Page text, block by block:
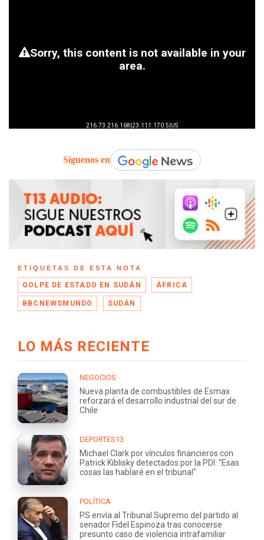
Síguenos en
ETIQUETAS DE ESTA NOTA
GOLPE DE ESTADO EN SUDÁN ÁFRICA
BBCNEWSMUNDO SUDÁN
LO MÁS RECIENTE
NEGOCIOS
Nueva planta de combustibles de Esmax
reforzará el desarrollo industrial del sur de
Chile
DEPORTES13
Michael Clark por vínculos financieros con
Patrick Kiblisky detectados por la PDI: "Esas
cosas las hablaré en el tribunal"
POLÍTICA
PS envía al Tribunal Supremo del partido al
senador Fidel Espinoza tras conocerse
presunto caso de violencia intrafamiliar